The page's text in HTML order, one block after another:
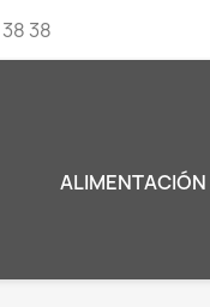
38
ALIMENTACIÓN